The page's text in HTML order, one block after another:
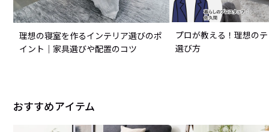
理想の寝室を作るインテリア選びのポ
イント｜家具選びや配置のコツ
プロが教える！理想の
選び方
おすすめアイテム